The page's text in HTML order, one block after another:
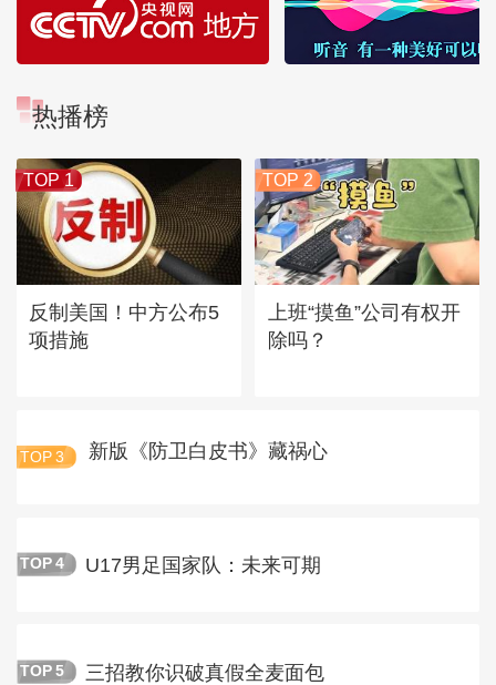
热播榜
TOP 1
反制美国！中方公布5
项措施
TOP 2
上班“摸鱼”公司有权开
除吗？
TOP 3 新版《防卫白皮书》藏祸心
TOP 4 U17男足国家队：未来可期
TOP 5 三招教你识破真假全麦面包